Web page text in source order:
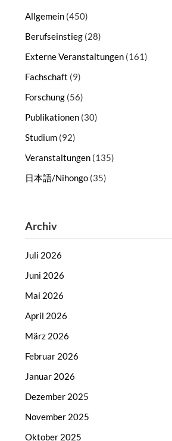
Allgemein (450)
Berufseinstieg (28)
Externe Veranstaltungen (161)
Fachschaft (9)
Forschung (56)
Publikationen (30)
Studium (92)
Veranstaltungen (135)
日本語/Nihongo (35)
Archiv
Juli 2026
Juni 2026
Mai 2026
April 2026
März 2026
Februar 2026
Januar 2026
Dezember 2025
November 2025
Oktober 2025